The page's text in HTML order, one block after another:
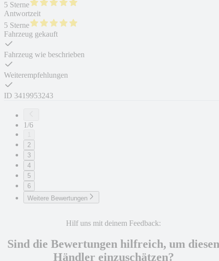
5 Sterne
Antwortzeit
5 Sterne
Fahrzeug gekauft
Fahrzeug wie beschrieben
Weiterempfehlungen
ID 3419953243
1/6
2
3
4
5
6
Weitere Bewertungen
Hilf uns mit deinem Feedback:
Sind die Bewertungen hilfreich, um diesen
Händler einzuschätzen?